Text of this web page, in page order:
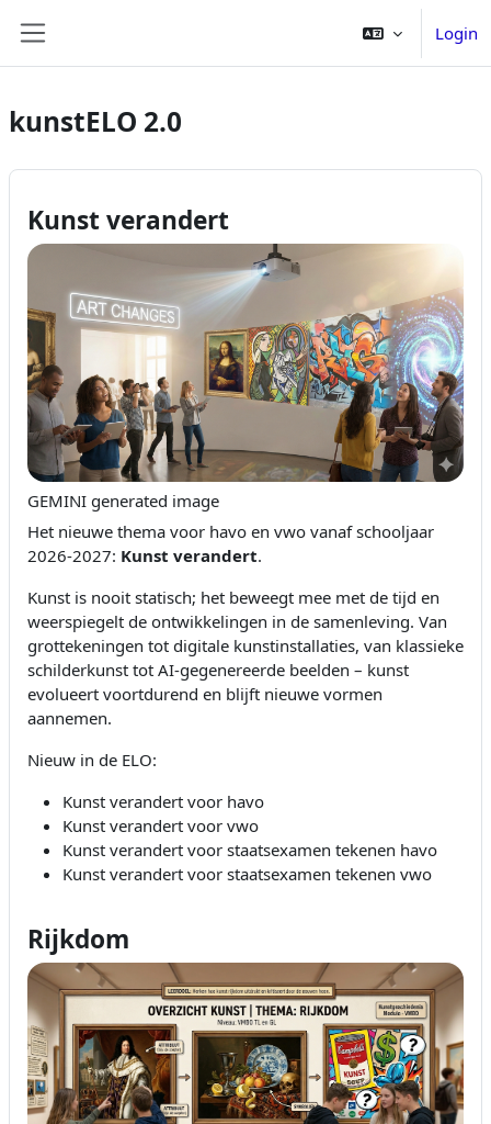
Login
kunstELO 2.0
Kunst verandert
GEMINI generated image
Het nieuwe thema voor havo en vwo vanaf schooljaar
2026-2027: Kunst verandert.
Kunst is nooit statisch; het beweegt mee met de tijd en
weerspiegelt de ontwikkelingen in de samenleving. Van
grottekeningen tot digitale kunstinstallaties, van klassieke
schilderkunst tot AI-gegenereerde beelden – kunst
evolueert voortdurend en blijft nieuwe vormen
aannemen.
Nieuw in de ELO:
Kunst verandert voor havo
Kunst verandert voor vwo
Kunst verandert voor staatsexamen tekenen havo
Kunst verandert voor staatsexamen tekenen vwo
Rijkdom